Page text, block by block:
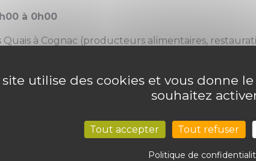
à 0h00
à Cognac (producteurs alimentaires,
Port de Plaisance – 16100 COGNAC
:
site utilise des cookies et vous donne
souhaitez
Tout accepter Tout refuser
Politique de